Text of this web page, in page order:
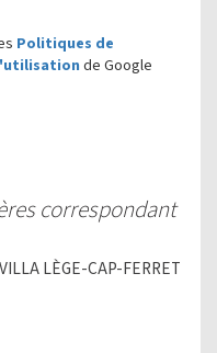
Politiques de
de Google
LÈGE-CAP-FERRET